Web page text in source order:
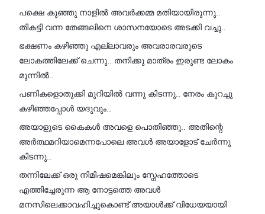
പക്ഷെ കുഞ്ഞു നാളിൽ അവർക്കമ്മ മതിയായിരുന്നു..
തികട്ടി വന്ന തേങ്ങലിനെ ശാസനയോടെ അടക്കി വച്ചു..
ഭക്ഷണം കഴിഞ്ഞു എല്ലാവരും അവരാരവരുടെ
ലോകത്തിലേക്ക് ചെന്നു.. തനിക്കു മാത്രം ഇരുണ്ട ലോകം
മുന്നിൽ..
പണികളൊതുക്കി മുറിയിൽ വന്നു കിടന്നു.. നേരം കുറച്ചു
കഴിഞ്ഞപ്പോൾ യദുവും..
അയാളുടെ കൈകൾ അവളെ പൊതിഞ്ഞു.. അതിന്റെ
അർത്ഥമറിയാമെന്നപോലെ അവൾ അയാളോട് ചേർന്നു
കിടന്നു..
തന്നിലേക്ക് ഒരു നിമിഷമെങ്കിലും സ്നേഹത്തോടെ
എത്തിച്ചേരുന്ന ആ നോട്ടത്തെ അവൾ
മനസിലെക്കാവഹിച്ചുകൊണ്ട് അയാൾക്ക് വിധേയയായി